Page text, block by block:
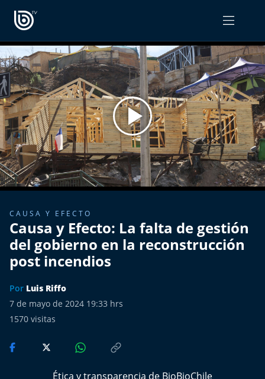
PROGRAMAS
Radiograma
Expreso Bío Bío
Podría Ser Peor
La Entrevista de Tomás Mosciatti
Entrevistas BioBioTV
Comentarios de Tomás Mosciatti
Más de Ti Podcast
Realizadores
OPINIÓN
PODCAST RADIOGRAMA
CAUSA Y EFECTO
Causa y Efecto: La falta de gestión
del gobierno en la reconstrucción
post incendios
Por Luis Riffo
7 de mayo de 2024 19:33 hrs
1570 visitas
Ética y transparencia de BioBioChile